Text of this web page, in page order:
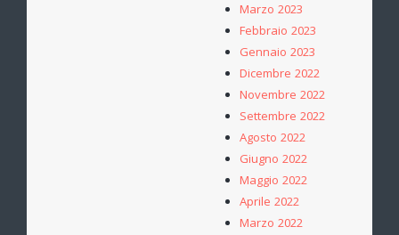
Marzo 2023
Febbraio 2023
Gennaio 2023
Dicembre 2022
Novembre 2022
Settembre 2022
Agosto 2022
Giugno 2022
Maggio 2022
Aprile 2022
Marzo 2022